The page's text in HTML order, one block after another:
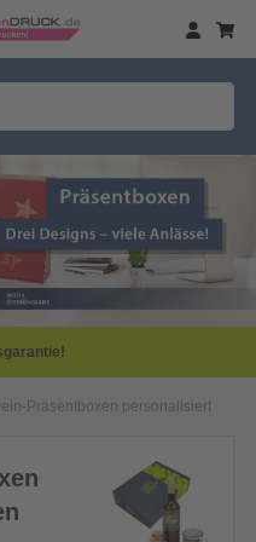
Präsentboxen personalisiert